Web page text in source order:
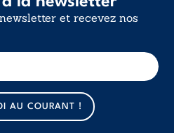
et recevez nos
m
a
i
l
AU COURANT !